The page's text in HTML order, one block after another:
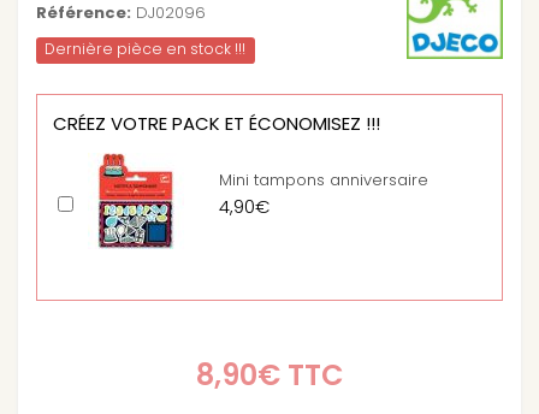
Référence: DJ02096
Dernière pièce en stock !!!
CRÉEZ VOTRE PACK ET ÉCONOMISEZ !!!
Mini tampons anniversaire
4,90€
8,90€TTC